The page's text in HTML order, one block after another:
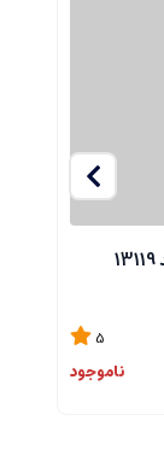
5
ناموجود